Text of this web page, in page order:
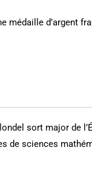
d’argent
sort major de
de sciences